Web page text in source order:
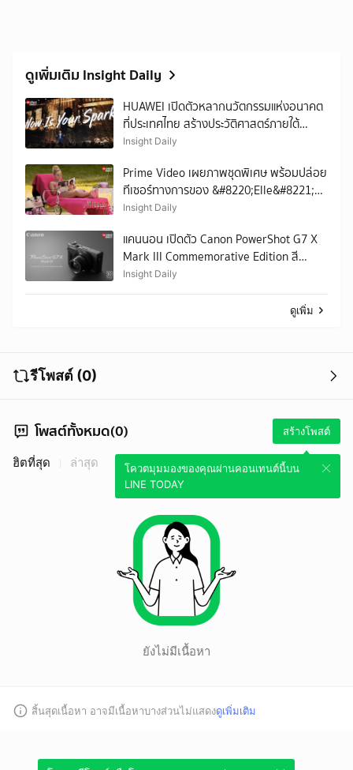
ดูเพิ่มเติม Insight Daily
HUAWEI เปิดตัวหลากนวัตกรรมแห่งอนาคต
ที่ประเทศไทย สร้างประวัติศาสตร์ภายใต้
แนวคิด &#8220;Now Is Your
Insight Daily
Prime Video เผยภาพชุดพิเศษ พร้อมปล่อย
ทีเซอร์ทางการของ &#8220;Elle&#8221;
(แอล บันทึกวัยทีน)
Insight Daily
แคนนอน เปิดตัว Canon PowerShot G7 X
Mark III Commemorative Edition สี
Graphite สุดพิเศษ
Insight Daily
ดูเพิ่ม
รีโพสต์ (0)
โพสต์ทั้งหมด(0) สร้างโพสต์
โควตมุมมองของคุณผ่านคอนเทนต์นี้บน
LINE TODAY
ฮิตที่สุด ล่าสุด
ยังไม่มีเนื้อหา
สิ้นสุดเนื้อหา อาจมีเนื้อหาบางส่วนไม่แสดงดูเพิ่มเติม